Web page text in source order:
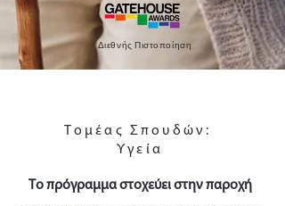
Διεθνής Πιστοποίηση
Τομέας Σπουδών:
Υγεία
Το πρόγραμμα στοχεύει στην παροχή